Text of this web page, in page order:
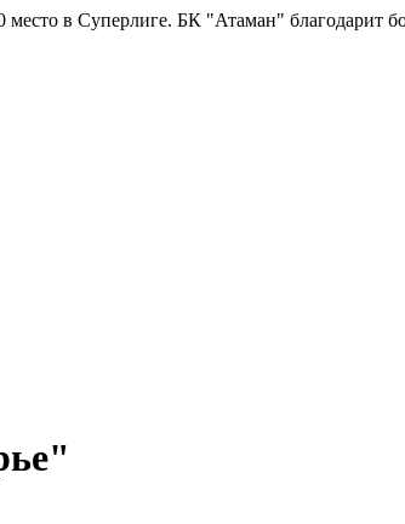
БК "Атаман" благодарит болельщиков за